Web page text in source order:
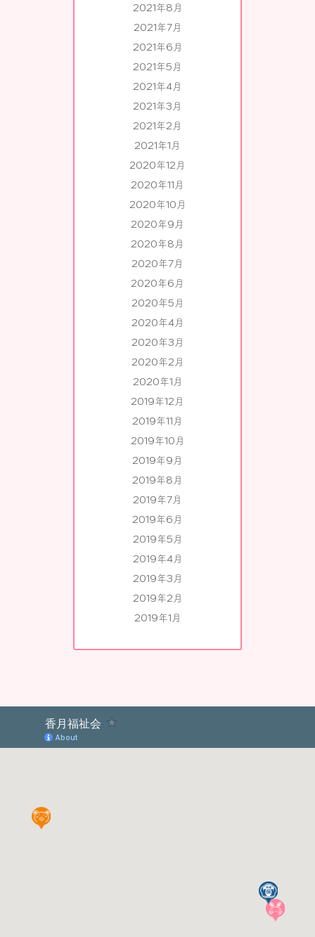
2021年8月
2021年7月
2021年6月
2021年5月
2021年4月
2021年3月
2021年2月
2021年1月
2020年12月
2020年11月
2020年10月
2020年9月
2020年8月
2020年7月
2020年6月
2020年5月
2020年4月
2020年3月
2020年2月
2020年1月
2019年12月
2019年11月
2019年10月
2019年9月
2019年8月
2019年7月
2019年6月
2019年5月
2019年4月
2019年3月
2019年2月
2019年1月